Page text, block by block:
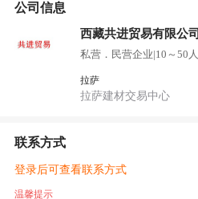
公司信息
西藏共进贸易有限公司
私营．民营企业|10～50人
拉萨
拉萨建材交易中心
联系方式
登录后可查看联系方式
温馨提示